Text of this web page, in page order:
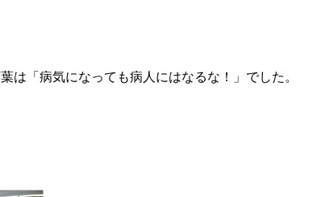
は「病気になっても病人にはなるな！」でした。